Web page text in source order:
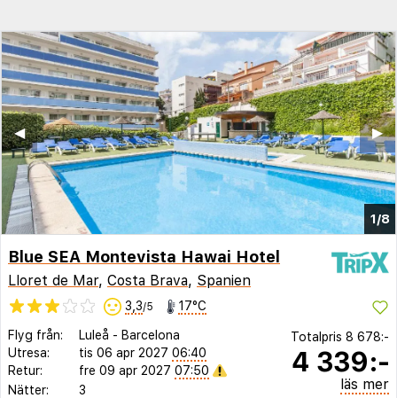
1/8
▶︎
◀︎
Blue SEA Montevista Hawai Hotel
Lloret de Mar, Costa Brava, Spanien
3,3/5 17°C
Flyg från: Luleå - Barcelona
Utresa:
tis 06 apr 2027 06:40
Retur:
fre 09 apr 2027 07:50
Nätter:
3
Totalpris 8 678:-
4 339:-
läs mer